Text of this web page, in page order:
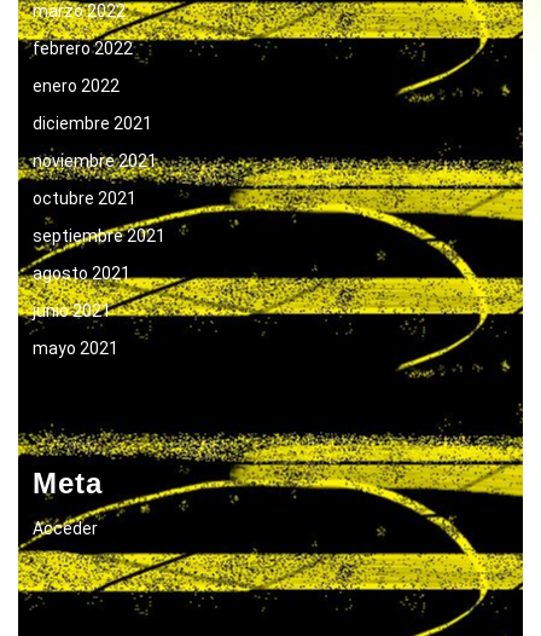
marzo 2022
febrero 2022
enero 2022
diciembre 2021
noviembre 2021
octubre 2021
septiembre 2021
agosto 2021
junio 2021
mayo 2021
Meta
Acceder